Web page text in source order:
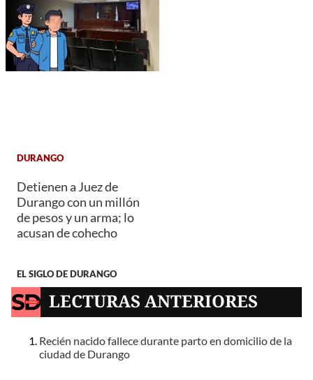
DURANGO
Detienen a Juez de
Durango con un millón
de pesos y un arma; lo
acusan de cohecho
EL SIGLO DE DURANGO
LECTURAS ANTERIORES
Recién nacido fallece durante parto en domicilio de la
ciudad de Durango